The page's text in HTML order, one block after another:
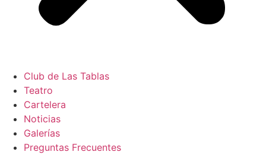
Club de Las Tablas
Teatro
Cartelera
Noticias
Galerías
Preguntas Frecuentes